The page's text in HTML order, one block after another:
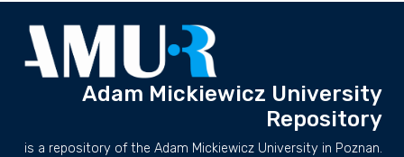
Adam Mickiewicz University
Repository
is a repository of the Adam Mickiewicz University in Poznan.